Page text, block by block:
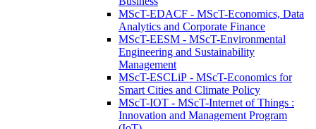
MScT-EDACF - MScT-Economics, Data
Analytics and Corporate Finance
MScT-EESM - MScT-Environmental
Engineering and Sustainability
Management
MScT-ESCLiP - MScT-Economics for
Smart Cities and Climate Policy
MScT-IOT - MScT-Internet of Things :
Innovation and Management Program